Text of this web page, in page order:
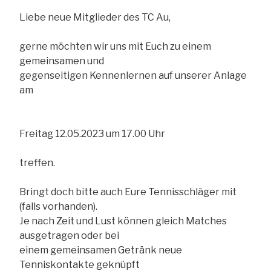
Liebe neue Mitglieder des TC Au,
gerne möchten wir uns mit Euch zu einem
gemeinsamen und
gegenseitigen Kennenlernen auf unserer Anlage
am
Freitag 12.05.2023 um 17.00 Uhr
treffen.
Bringt doch bitte auch Eure Tennisschläger mit
(falls vorhanden).
Je nach Zeit und Lust können gleich Matches
ausgetragen oder bei
einem gemeinsamen Getränk neue
Tenniskontakte geknüpft